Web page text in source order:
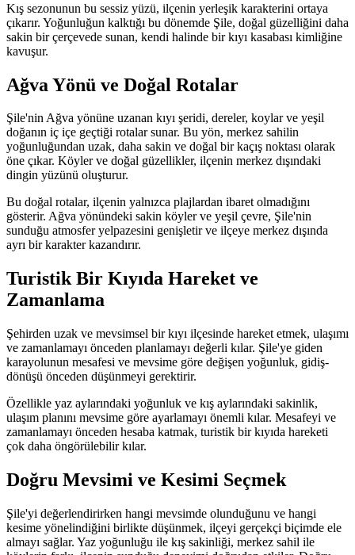
Kış sezonunun bu sessiz yüzü, ilçenin yerleşik karakterini ortaya
çıkarır. Yoğunluğun kalktığı bu dönemde Şile, doğal güzelliğini daha
sakin bir çerçevede sunan, kendi halinde bir kıyı kasabası kimliğine
kavuşur.
Ağva Yönü ve Doğal Rotalar
Şile'nin Ağva yönüne uzanan kıyı şeridi, dereler, koylar ve yeşil
doğanın iç içe geçtiği rotalar sunar. Bu yön, merkez sahilin
yoğunluğundan uzak, daha sakin ve doğal bir kaçış noktası olarak
öne çıkar. Köyler ve doğal güzellikler, ilçenin merkez dışındaki
dingin yüzünü oluşturur.
Bu doğal rotalar, ilçenin yalnızca plajlardan ibaret olmadığını
gösterir. Ağva yönündeki sakin köyler ve yeşil çevre, Şile'nin
sunduğu atmosfer yelpazesini genişletir ve ilçeye merkez dışında
ayrı bir karakter kazandırır.
Turistik Bir Kıyıda Hareket ve
Zamanlama
Şehirden uzak ve mevsimsel bir kıyı ilçesinde hareket etmek, ulaşımı
ve zamanlamayı önceden planlamayı değerli kılar. Şile'ye giden
karayolunun mesafesi ve mevsime göre değişen yoğunluk, gidiş-
dönüşü önceden düşünmeyi gerektirir.
Özellikle yaz aylarındaki yoğunluk ve kış aylarındaki sakinlik,
ulaşım planını mevsime göre ayarlamayı önemli kılar. Mesafeyi ve
zamanlamayı önceden hesaba katmak, turistik bir kıyıda hareketi
çok daha öngörülebilir kılar.
Doğru Mevsimi ve Kesimi Seçmek
Şile'yi değerlendirirken hangi mevsimde olunduğunu ve hangi
kesime yönelindiğini birlikte düşünmek, ilçeyi gerçekçi biçimde ele
almayı sağlar. Yaz yoğunluğu ile kış sakinliği, merkez sahil ile